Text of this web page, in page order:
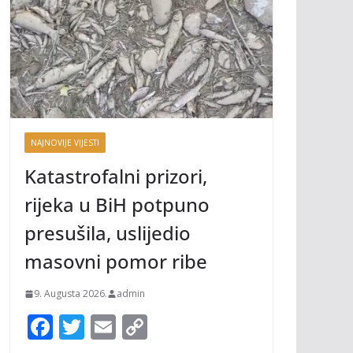
NAJNOVIJE VIJESTI
Katastrofalni prizori,
rijeka u BiH potpuno
presušila, uslijedio
masovni pomor ribe
9. Augusta 2026. admin
F T E